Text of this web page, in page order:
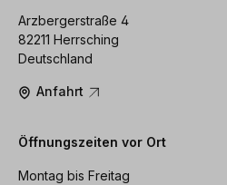
Arzbergerstraße 4
82211 Herrsching
Deutschland
Anfahrt
Öffnungszeiten vor Ort
Montag bis Freitag